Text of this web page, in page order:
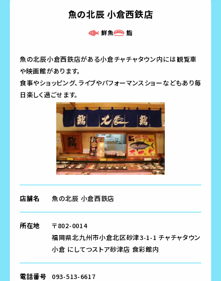
魚の北辰 小倉西鉄店
鮮魚 鮨
魚の北辰小倉西鉄店がある小倉チャチャタウン内には観覧車
や映画館があります。
食事やショッピング、ライブやパフォーマンスショーなどもあり毎
日楽しく過ごせます。
店舗名 魚の北辰 小倉西鉄店
所在地
〒802-0014
福岡県北九州市小倉北区砂津3-1-1 チャチャタウン
小倉 にしてつストア砂津店 食彩館内
電話番号 093-513-6617